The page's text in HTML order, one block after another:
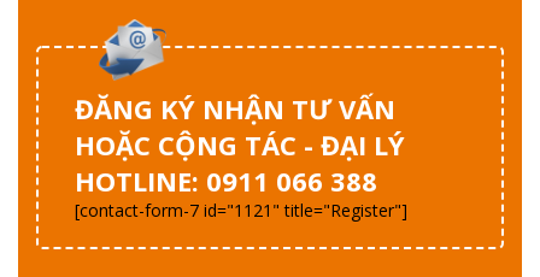
ĐĂNG KÝ NHẬN TƯ VẤN
HOẶC CỘNG TÁC - ĐẠI LÝ
HOTLINE: 0911 066 388
[contact-form-7 id="1121" title="Register"]